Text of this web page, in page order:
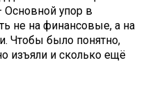
Основной упор в
не на финансовые, а на
Чтобы было понятно,
изъяли и сколько ещё